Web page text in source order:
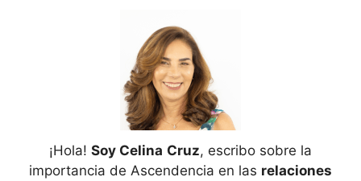
¡Hola! Soy Celina Cruz, escribo sobre la
importancia de Ascendencia en las relaciones